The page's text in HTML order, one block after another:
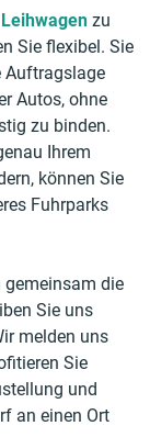
Leihwagen zu
Sie flexibel. Sie
Auftragslage
Autos, ohne
zu binden.
Ihrem
können Sie
Fuhrparks
gemeinsam die
Sie uns
melden uns
Sie
und
an einen Ort